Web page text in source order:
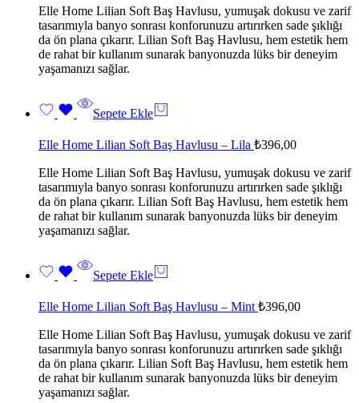
Elle Home Lilian Soft Baş Havlusu, yumuşak dokusu ve zarif
tasarımıyla banyo sonrası konforunuzu artırırken sade şıklığı
da ön plana çıkarır. Lilian Soft Baş Havlusu, hem estetik hem
de rahat bir kullanım sunarak banyonuzda lüks bir deneyim
yaşamanızı sağlar.
Sepete Ekle
Elle Home Lilian Soft Baş Havlusu – Lila ₺396,00
Elle Home Lilian Soft Baş Havlusu, yumuşak dokusu ve zarif
tasarımıyla banyo sonrası konforunuzu artırırken sade şıklığı
da ön plana çıkarır. Lilian Soft Baş Havlusu, hem estetik hem
de rahat bir kullanım sunarak banyonuzda lüks bir deneyim
yaşamanızı sağlar.
Sepete Ekle
Elle Home Lilian Soft Baş Havlusu – Mint ₺396,00
Elle Home Lilian Soft Baş Havlusu, yumuşak dokusu ve zarif
tasarımıyla banyo sonrası konforunuzu artırırken sade şıklığı
da ön plana çıkarır. Lilian Soft Baş Havlusu, hem estetik hem
de rahat bir kullanım sunarak banyonuzda lüks bir deneyim
yaşamanızı sağlar.